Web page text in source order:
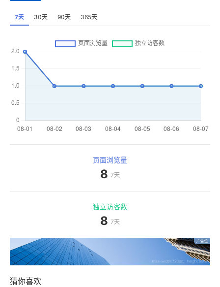
7天 30天 90天 365天
页面浏览量
8 7天
独立访客数
8 7天
猜你喜欢